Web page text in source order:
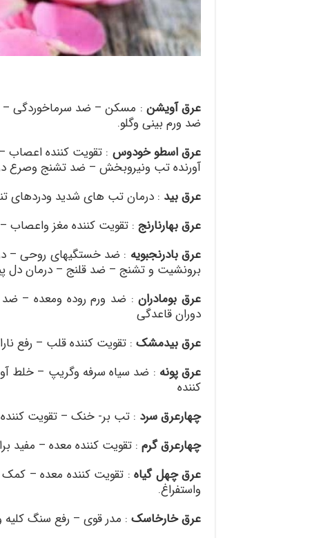
عرق آویشن : مسکن – ضد سرماخوردگی –
ضد ورم بینی وگلو.
عرق اسطو خودوس : تقویت کننده اعصاب
آورنده تب ونیروبخش – ضد تشنج وصرع
عرق بید : درمان تب های شدید ودردهای
عرق بهارنارنج : تقویت کننده مغز واعصاب
عرق بادرنجبویه : ضد خستگیهای روحی –
برونشیت و تشنج – ضد قلنج – درمان دل
عرق بومادران: ضد ورم روده ومعده – ضد
دوران قاعدگی
عرق بیدمشک : تقویت کننده قلب – رفع
عرق پونه : ضد سیاه سرفه وگریپ – خلط
کننده
چهارعرق سرد : تب بر- خنک – تقویت
چهارعرق گرم : تقویت کننده معده – مفید
عرق چهل گیاه: تقویت کننده معده –
واستفراغ.
عرق خارخاسک : مدر قوی – رفع سنگ